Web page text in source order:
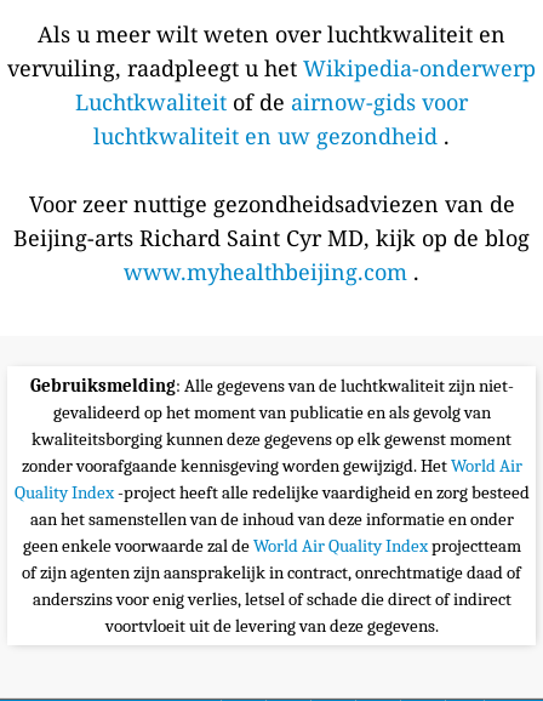
Als u meer wilt weten over luchtkwaliteit en
vervuiling, raadpleegt u het Wikipedia-onderwerp
Luchtkwaliteit of de airnow-gids voor
luchtkwaliteit en uw gezondheid .
Voor zeer nuttige gezondheidsadviezen van de
Beijing-arts Richard Saint Cyr MD, kijk op de blog
www.myhealthbeijing.com .
Gebruiksmelding: Alle gegevens van de luchtkwaliteit zijn niet-
gevalideerd op het moment van publicatie en als gevolg van
kwaliteitsborging kunnen deze gegevens op elk gewenst moment
zonder voorafgaande kennisgeving worden gewijzigd. HetWorld Air
Quality Index-project heeft alle redelijke vaardigheid en zorg besteed
aan het samenstellen van de inhoud van deze informatie en onder
geen enkele voorwaarde zal deWorld Air Quality Indexprojectteam
of zijn agenten zijn aansprakelijk in contract, onrechtmatige daad of
anderszins voor enig verlies, letsel of schade die direct of indirect
voortvloeit uit de levering van deze gegevens.